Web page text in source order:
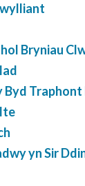
Bryniau
Traphont
yn Sir